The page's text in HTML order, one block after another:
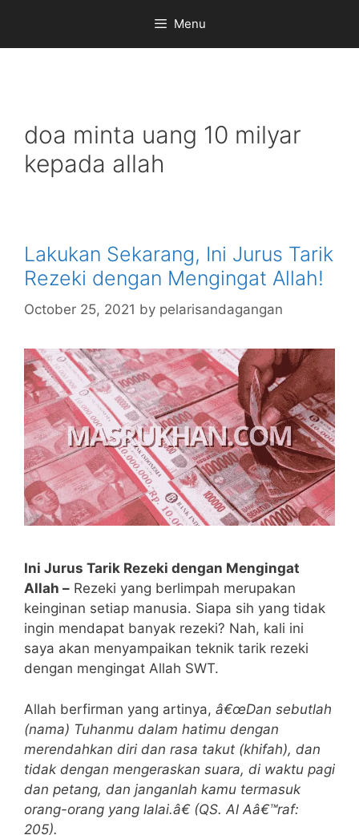
content
Menu
doa minta uang 10 milyar
kepada allah
Lakukan Sekarang, Ini Jurus Tarik
Rezeki dengan Mengingat Allah!
October 25, 2021 by pelarisandagangan
Ini Jurus Tarik Rezeki dengan Mengingat
Allah – Rezeki yang berlimpah merupakan
keinginan setiap manusia. Siapa sih yang tidak
ingin mendapat banyak rezeki? Nah, kali ini
saya akan menyampaikan teknik tarik rezeki
dengan mengingat Allah SWT.
Allah berfirman yang artinya, â€œDan sebutlah
(nama) Tuhanmu dalam hatimu dengan
merendahkan diri dan rasa takut (khifah), dan
tidak dengan mengeraskan suara, di waktu pagi
dan petang, dan janganlah kamu termasuk
orang-orang yang lalai.â€ (QS. Al Aâ€™raf:
205).